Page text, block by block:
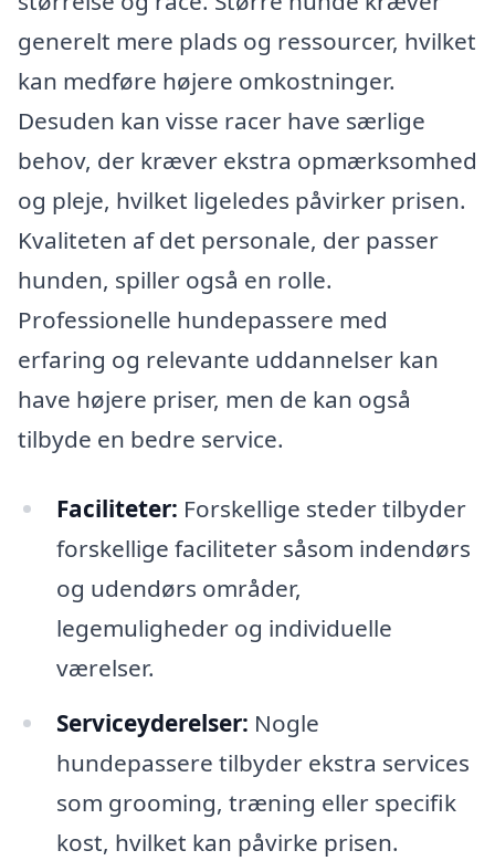
generelt mere plads og ressourcer, hvilket
kan medføre højere omkostninger.
Desuden kan visse racer have særlige
behov, der kræver ekstra opmærksomhed
og pleje, hvilket ligeledes påvirker prisen.
Kvaliteten af det personale, der passer
hunden, spiller også en rolle.
Professionelle hundepassere med
erfaring og relevante uddannelser kan
have højere priser, men de kan også
tilbyde en bedre service.
Faciliteter: Forskellige steder tilbyder
forskellige faciliteter såsom indendørs
og udendørs områder,
legemuligheder og individuelle
værelser.
Serviceyderelser: Nogle
hundepassere tilbyder ekstra services
som grooming, træning eller specifik
kost, hvilket kan påvirke prisen.